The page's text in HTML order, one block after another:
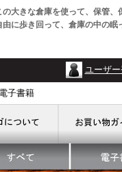
の大きな倉庫を使って、保管、
由に歩き回って、倉庫の中の眠
ユーザ
子書籍